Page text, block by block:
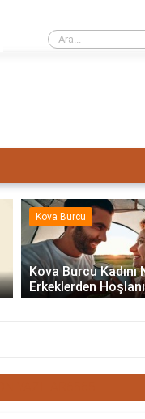
Terazi Erkeği Nasıl Sevişir?
Kova Burcu
Kova Burcu Kadını
Erkeklerden